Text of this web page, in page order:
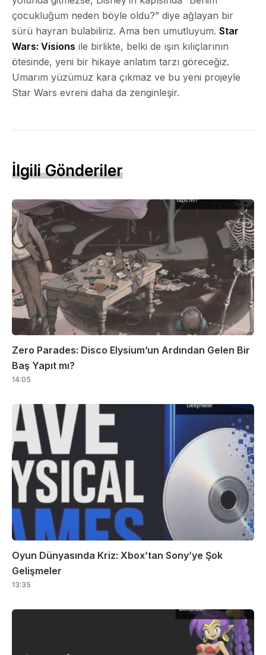
çocukluğum neden böyle oldu?” diye ağlayan bir
sürü hayran bulabiliriz. Ama ben umutluyum. Star
Wars: Visions ile birlikte, belki de ışın kılıçlarının
ötesinde, yeni bir hikaye anlatım tarzı göreceğiz.
Umarım yüzümüz kara çıkmaz ve bu yeni projeyle
Star Wars evreni daha da zenginleşir.
İlgili Gönderiler
Zero Parades: Disco Elysium’un Ardından Gelen Bir
Baş Yapıt mı?
14:05
Oyun Dünyasında Kriz: Xbox’tan Sony’ye Şok
Gelişmeler
13:35